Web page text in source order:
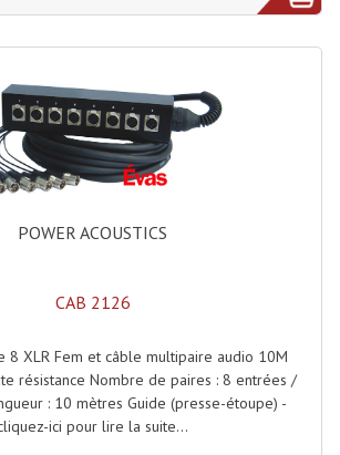
Packs Sono
Enceintes Amplifiées Actives
Retours De Scène
Caisson De Basse Amplifié
Caissons De Basses
Enceinte Nomade Bluetooth
POWER ACOUSTICS
CAB 2126
8 XLR Fem et câble multipaire audio 10M
résistance Nombre de paires : 8 entrées /
: 10 mètres Guide (presse-étoupe) -
ici pour lire la suite...